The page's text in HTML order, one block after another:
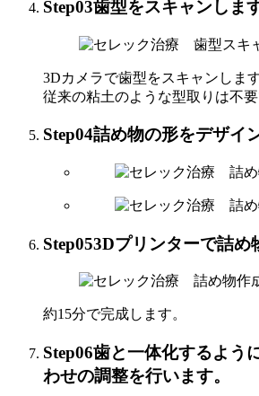
Step03歯型をスキャンします
3Dカメラで歯型をスキャンします
従来の粘土のような型取りは不要
Step04詰め物の形をデザイ
Step053Dプリンターで詰め
約15分で完成します。
Step06歯と一体化するよう
わせの調整を行います。